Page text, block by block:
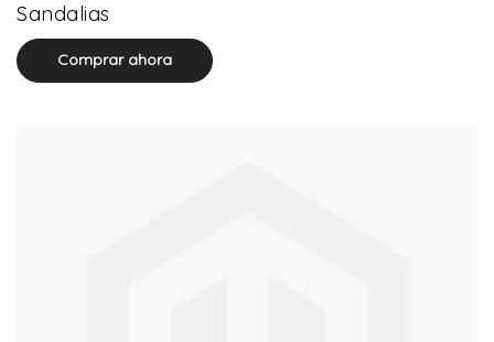
Sandalias
Comprar ahora